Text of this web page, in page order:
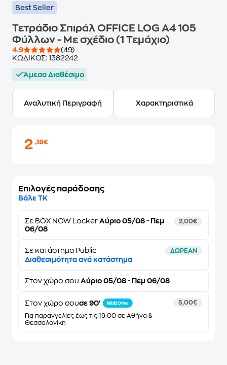
Best Seller
Τετράδιο Σπιράλ OFFICE LOG A4 105
Φύλλων - Με σχέδιο (1 Τεμάχιο)
4.9
(49)
ΚΩΔΙΚΟΣ: 1382242
Άμεσα Διαθέσιμο
Αναλυτική Περιγραφή Χαρακτηριστικά
2,39€
Επιλογές παράδοσης
Βάλε ΤΚ
Σε BOX NOW Locker Αύριο 05/08 - Πεμ
06/08
2,00€
Σε κατάστημα Public ΔΩΡΕΑΝ
Διαθεσιμότητα ανά κατάστημα
Στον χώρο σου Αύριο 05/08 - Πεμ 06/08
Στον χώρο σουσε 90'
Για παραγγελίες έως τις 19:00 σε Αθήνα &
Θεσσαλονίκη
5,00€